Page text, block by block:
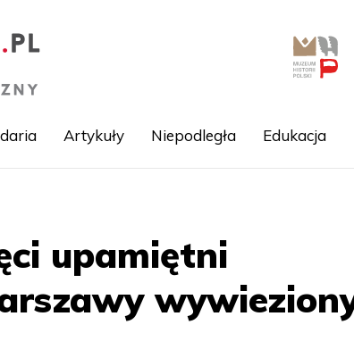
Artykuły Niepodległa Edukacja
upamiętni